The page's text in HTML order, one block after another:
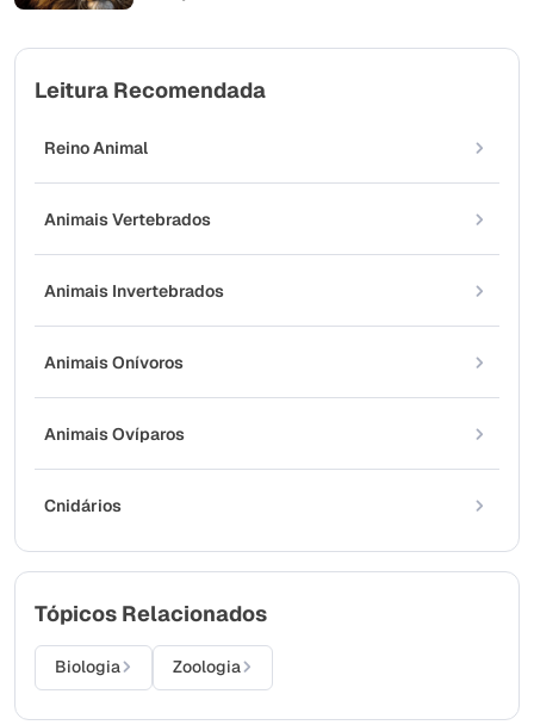
Leitura Recomendada
Reino Animal
Animais Vertebrados
Animais Invertebrados
Animais Onívoros
Animais Ovíparos
Cnidários
Tópicos Relacionados
Biologia Zoologia